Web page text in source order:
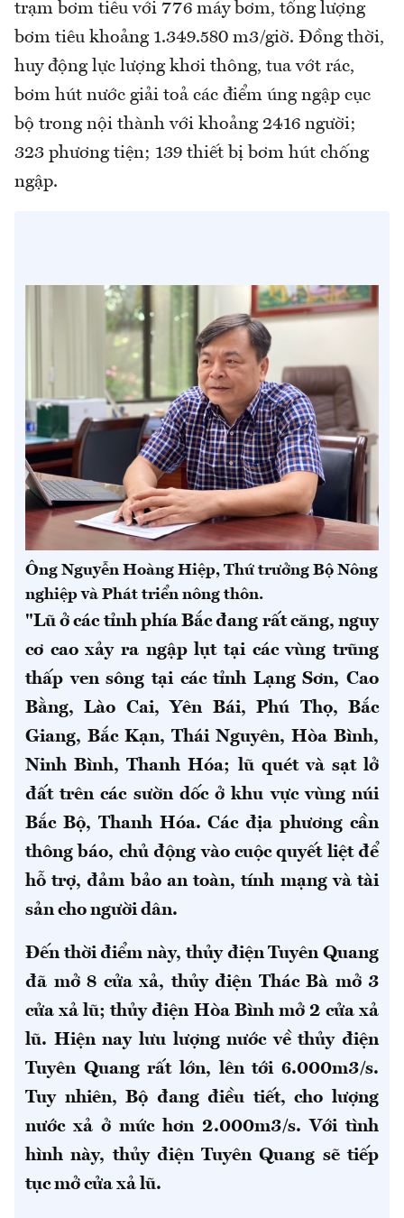
trạm bơm tiêu với 776 máy bơm, tổng lượng
bơm tiêu khoảng 1.349.580 m3/giờ. Đồng thời,
huy động lực lượng khơi thông, tua vớt rác,
bơm hút nước giải toả các điểm úng ngập cục
bộ trong nội thành với khoảng 2416 người;
323 phương tiện; 139 thiết bị bơm hút chống
ngập.
Ông Nguyễn Hoàng Hiệp, Thứ trưởng Bộ Nông
nghiệp và Phát triển nông thôn.
"Lũ ở các tỉnh phía Bắc đang rất căng, nguy
cơ cao xảy ra ngập lụt tại các vùng trũng
thấp ven sông tại các tỉnh Lạng Sơn, Cao
Bằng, Lào Cai, Yên Bái, Phú Thọ, Bắc
Giang, Bắc Kạn, Thái Nguyên, Hòa Bình,
Ninh Bình, Thanh Hóa; lũ quét và sạt lở
đất trên các sườn dốc ở khu vực vùng núi
Bắc Bộ, Thanh Hóa. Các địa phương cần
thông báo, chủ động vào cuộc quyết liệt để
hỗ trợ, đảm bảo an toàn, tính mạng và tài
sản cho người dân.
Đến thời điểm này, thủy điện Tuyên Quang
đã mở 8 cửa xả, thủy điện Thác Bà mở 3
cửa xả lũ; thủy điện Hòa Bình mở 2 cửa xả
lũ. Hiện nay lưu lượng nước về thủy điện
Tuyên Quang rất lớn, lên tới 6.000m3/s.
Tuy nhiên, Bộ đang điều tiết, cho lượng
nước xả ở mức hơn 2.000m3/s. Với tình
hình này, thủy điện Tuyên Quang sẽ tiếp
tục mở cửa xả lũ.